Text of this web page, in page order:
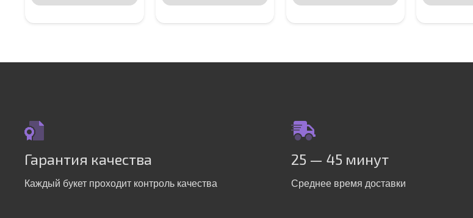
Гарантия качества
Каждый букет проходит контроль качества
25 — 45 минут
Среднее время доставки